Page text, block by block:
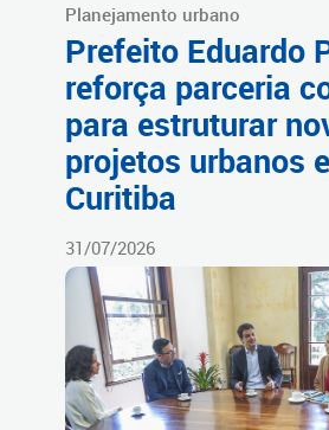
Planejamento urbano
Prefeito Eduardo
reforça parceria
para estruturar
projetos urbanos
Curitiba
31/07/2026